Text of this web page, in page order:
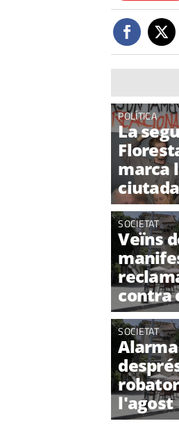
POLÍTICA
La
marca
SOCIETAT
Veïns
contra
SOCIETAT
l'agost